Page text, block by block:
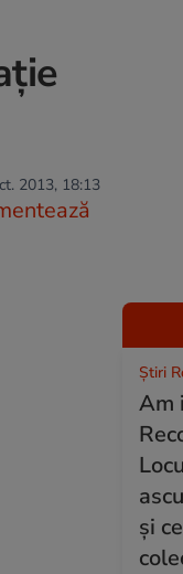
2013, 18:13
Știri
Am
și